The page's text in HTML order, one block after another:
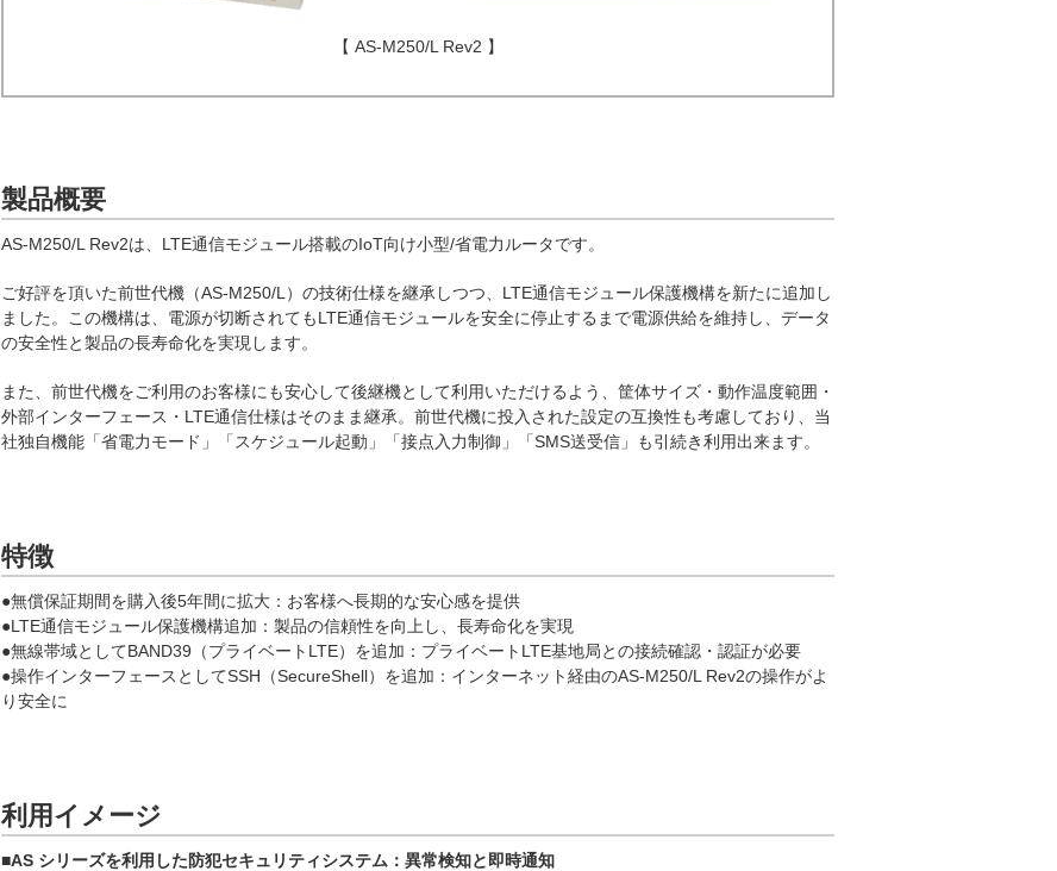
【 AS-M250/L Rev2 】
製品概要
AS-M250/L Rev2は、LTE通信モジュール搭載のIoT向け小型/省電力ルータです。
ご好評を頂いた前世代機（AS-M250/L）の技術仕様を継承しつつ、LTE通信モジュール保護機構を新たに追加し
ました。この機構は、電源が切断されてもLTE通信モジュールを安全に停止するまで電源供給を維持し、データ
の安全性と製品の長寿命化を実現します。
また、前世代機をご利用のお客様にも安心して後継機として利用いただけるよう、筐体サイズ・動作温度範囲・
外部インターフェース・LTE通信仕様はそのまま継承。前世代機に投入された設定の互換性も考慮しており、当
社独自機能「省電力モード」「スケジュール起動」「接点入力制御」「SMS送受信」も引続き利用出来ます。
特徴
●無償保証期間を購入後5年間に拡大：お客様へ長期的な安心感を提供
●LTE通信モジュール保護機構追加：製品の信頼性を向上し、長寿命化を実現
●無線帯域としてBAND39（プライベートLTE）を追加：プライベートLTE基地局との接続確認・認証が必要
●操作インターフェースとしてSSH（SecureShell）を追加：インターネット経由のAS-M250/L Rev2の操作がよ
り安全に
利用イメージ
■AS シリーズを利用した防犯セキュリティシステム：異常検知と即時通知